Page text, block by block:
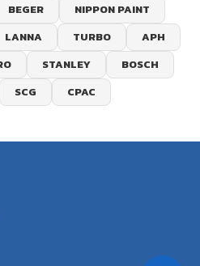
BEGER
NIPPON PAINT
LANNA TURBO
APH
STANLEY
BOSCH
SCG CPAC